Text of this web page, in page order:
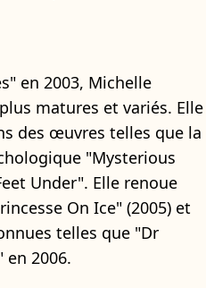
en 2003, Michelle
matures et variés. Elle
des œuvres telles que la
"Mysterious
Under". Elle renoue
On Ice" (2005) et
telles que "Dr
2006.